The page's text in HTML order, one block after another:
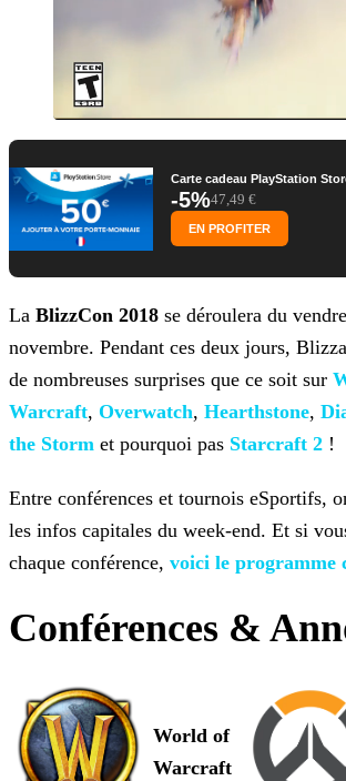
Carte cadeau PlayStation
-5%47,49 €
EN PROFITER
La BlizzCon 2018 se déroulera du
novembre. Pendant ces deux jours,
de nombreuses surprises que ce soit sur
Warcraft, Overwatch, Hearthstone,
the Storm et pourquoi pas Starcraft 2 !
Entre conférences et tournois eSportifs,
les infos capitales du week-end. Et si
chaque conférence, voici le programme
Conférences &
World of
Warcraft